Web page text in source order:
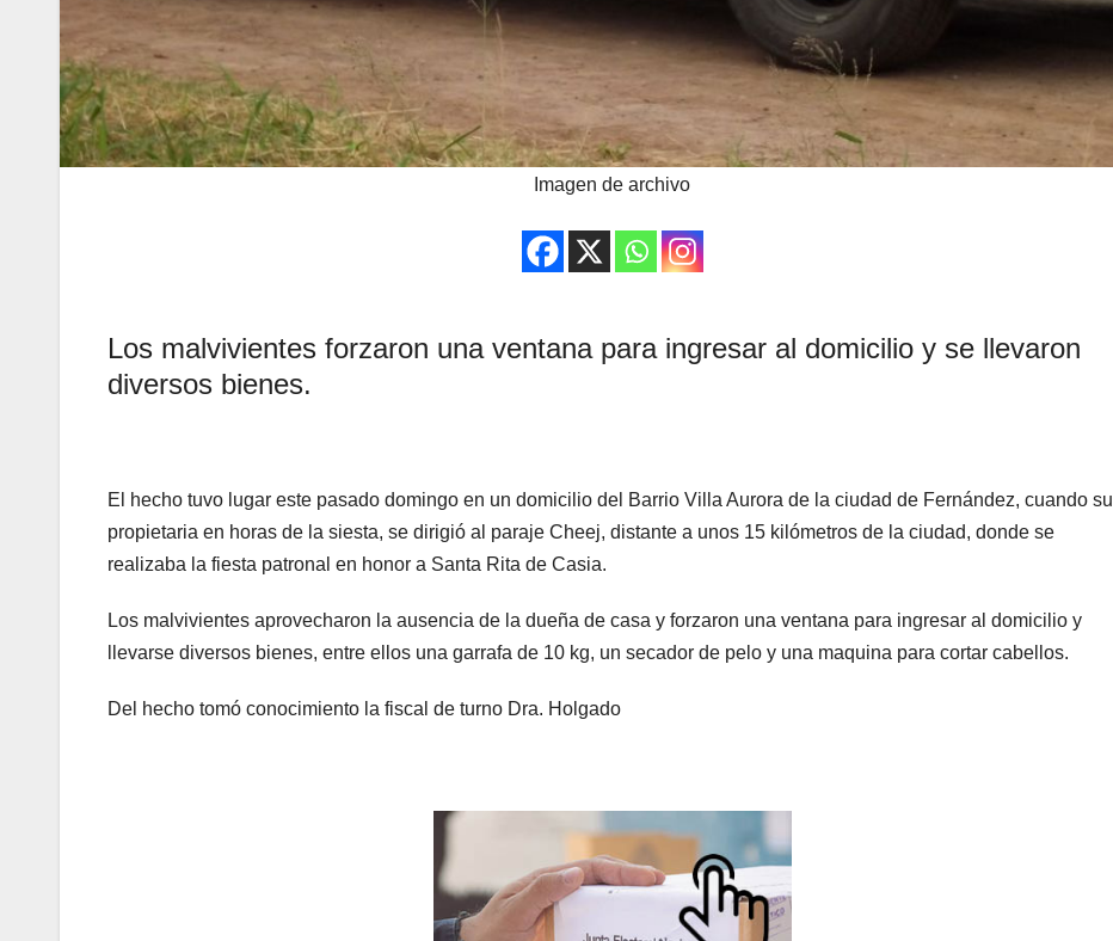
Imagen de archivo
Los malvivientes forzaron una ventana para ingresar al domicilio y se llevaron
diversos bienes.
El hecho tuvo lugar este pasado domingo en un domicilio del Barrio Villa Aurora de la ciudad de Fernández, cuando su
propietaria en horas de la siesta, se dirigió al paraje Cheej, distante a unos 15 kilómetros de la ciudad, donde se
realizaba la fiesta patronal en honor a Santa Rita de Casia.
Los malvivientes aprovecharon la ausencia de la dueña de casa y forzaron una ventana para ingresar al domicilio y
llevarse diversos bienes, entre ellos una garrafa de 10 kg, un secador de pelo y una maquina para cortar cabellos.
Del hecho tomó conocimiento la fiscal de turno Dra. Holgado